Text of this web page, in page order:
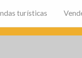
turísticas